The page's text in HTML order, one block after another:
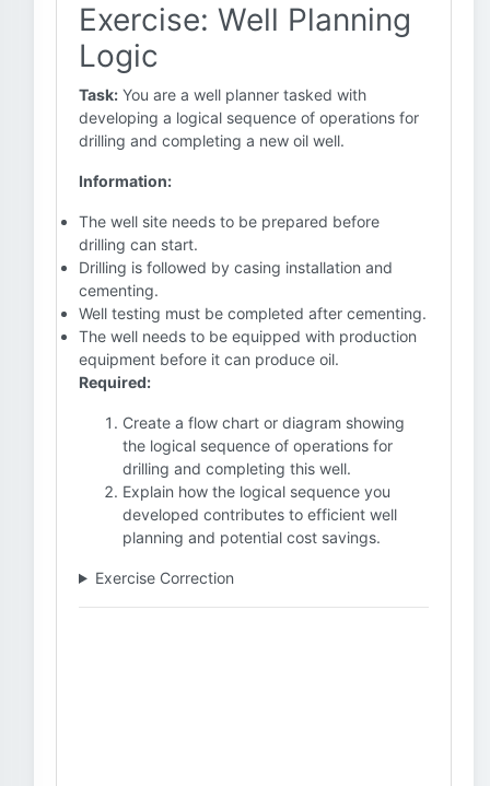
Exercise: Well Planning
Logic
Task: You are a well planner tasked with
developing a logical sequence of operations for
drilling and completing a new oil well.
Information:
The well site needs to be prepared before
drilling can start.
Drilling is followed by casing installation and
cementing.
Well testing must be completed after cementing.
The well needs to be equipped with production
equipment before it can produce oil.
Required:
Create a flow chart or diagram showing
the logical sequence of operations for
drilling and completing this well.
Explain how the logical sequence you
developed contributes to efficient well
planning and potential cost savings.
Exercise Correction